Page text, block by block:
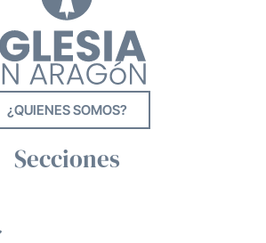
¿QUIENES SOMOS?
Secciones